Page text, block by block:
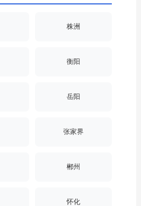
株洲
衡阳
岳阳
张家界
郴州
怀化